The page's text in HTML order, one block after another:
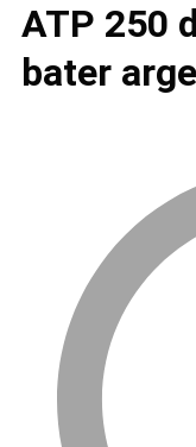
ATP 250
bater